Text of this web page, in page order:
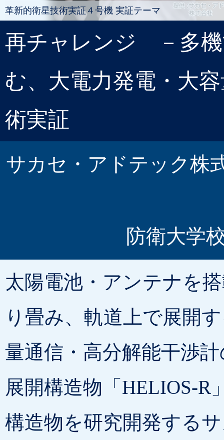
革新的衛星技術実証４号機 実証テーマ
再チャレンジ －多機
む、大電力発電・大
術実証
サカセ・アドテック
防衛大
太陽電池・アンテナを
り畳み、軌道上で展開
量通信・高分解能干渉
展開構造物「HELIOS-R
構造物を研究開発する